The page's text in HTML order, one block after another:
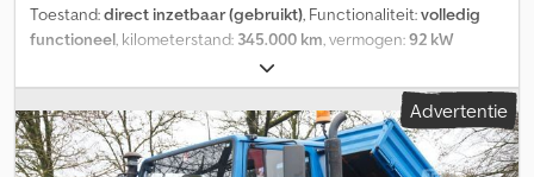
Toestand:direct inzetbaar (gebruikt), Functionaliteit:volledig
functioneel, kilometerstand: 345.000 km, vermogen:92 kW
08/1990
totaalgewicht:7.500 kg, bandenmaten:365/80R20,
asconfiguratie:4x4, brandstof:diesel, kleur:groen, soort
overbrenging:mechanisch, aantal versnellingen:16, aantal
zitplaatsen:2, laadruimte lengte:2.000 mm, laadruimtebreedte:
Advertentie